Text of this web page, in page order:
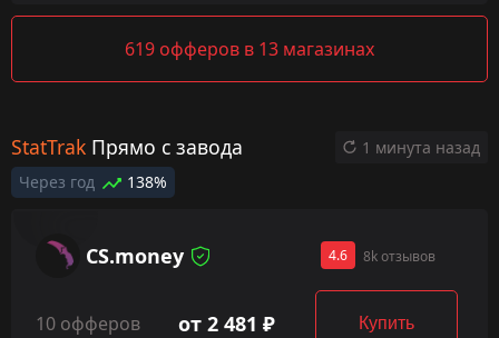
619 офферов в 13 магазинах
StatTrak Прямо с завода
Через год 138%
1 минута назад
CS.money 4.6 8k отзывов
10 офферов от 2 481 ₽ Купить